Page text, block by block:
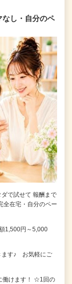
なし・自分のペ
で試せて 報酬まで
全在宅・自分のペー
1,500円～5,000
ます♪ お気軽にご
働けます！ ☆1回の